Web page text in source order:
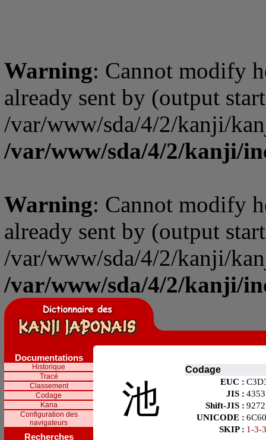
Warning: Cannot modify
already sent by (output
/var/www/sda/4/2/kanji/
/var/www/sda/4/2/kanji/
Warning: Cannot modify
already sent by (output
/var/www/sda/4/2/kanji/
/var/www/sda/4/2/kanji/
Documentations
Historique
Tracé
Classement
Codage
Kana
Configuration des
navigateurs
Recherches
池
Codage
EUC :
JIS : 4353
Shift-JIS : 9272
UNICODE : 6C60
SKIP : 1-3-3